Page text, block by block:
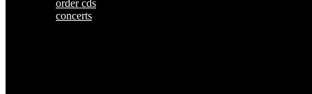
order cds
concerts